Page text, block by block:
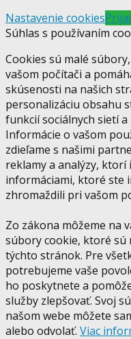
Nastavenie cookies
Súhlas s používaním
Cookies sú malé
vašom počítači a
skúsenosti na našich
personalizáciu obsahu
funkcií sociálnych sietí
Informácie o vašom
zdieľame s našimi
reklamy a analýzy,
informáciami, ktoré ste
zhromaždili pri vašom
Zo zákona môžeme na
súbory cookie, ktoré
týchto stránok. Pre
potrebujeme vaše
ho poskytnete a
služby zlepšovať. Svoj
našom webe môžete
alebo odvolať. Viac